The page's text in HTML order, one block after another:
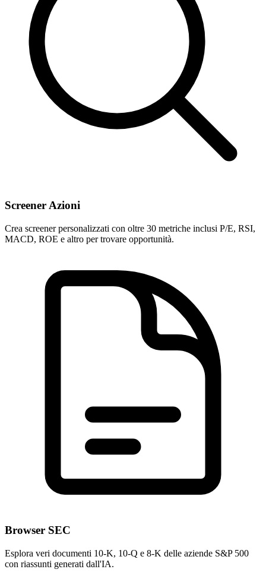
Screener Azioni
Crea screener personalizzati con oltre 30 metriche inclusi P/E, RSI,
MACD, ROE e altro per trovare opportunità.
Browser SEC
Esplora veri documenti 10-K, 10-Q e 8-K delle aziende S&P 500
con riassunti generati dall'IA.